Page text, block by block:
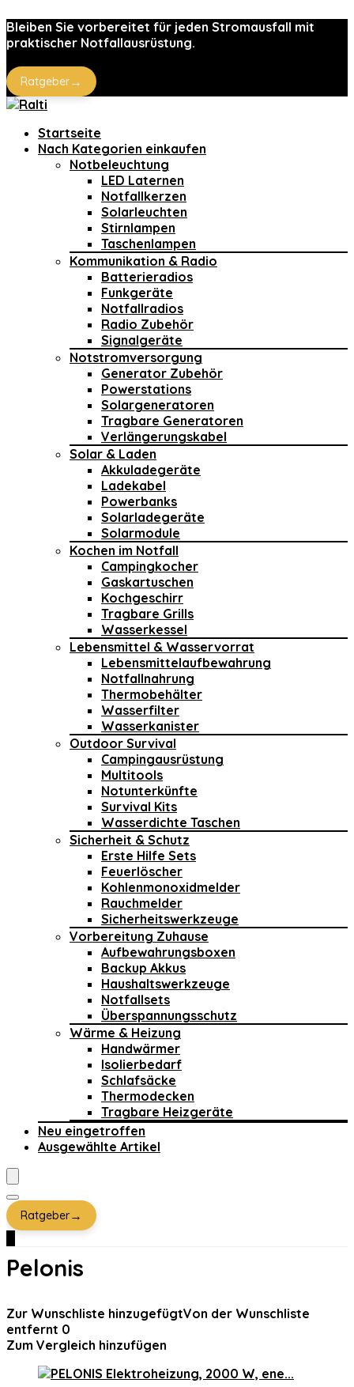
Bleiben Sie vorbereitet für jeden Stromausfall mit
praktischer Notfallausrüstung.
Ratgeber→
Startseite
Nach Kategorien einkaufen
Notbeleuchtung
LED Laternen
Notfallkerzen
Solarleuchten
Stirnlampen
Taschenlampen
Kommunikation & Radio
Batterieradios
Funkgeräte
Notfallradios
Radio Zubehör
Signalgeräte
Notstromversorgung
Generator Zubehör
Powerstations
Solargeneratoren
Tragbare Generatoren
Verlängerungskabel
Solar & Laden
Akkuladegeräte
Ladekabel
Powerbanks
Solarladegeräte
Solarmodule
Kochen im Notfall
Campingkocher
Gaskartuschen
Kochgeschirr
Tragbare Grills
Wasserkessel
Lebensmittel & Wasservorrat
Lebensmittelaufbewahrung
Notfallnahrung
Thermobehälter
Wasserfilter
Wasserkanister
Outdoor Survival
Campingausrüstung
Multitools
Notunterkünfte
Survival Kits
Wasserdichte Taschen
Sicherheit & Schutz
Erste Hilfe Sets
Feuerlöscher
Kohlenmonoxidmelder
Rauchmelder
Sicherheitswerkzeuge
Vorbereitung Zuhause
Aufbewahrungsboxen
Backup Akkus
Haushaltswerkzeuge
Notfallsets
Überspannungsschutz
Wärme & Heizung
Handwärmer
Isolierbedarf
Schlafsäcke
Thermodecken
Tragbare Heizgeräte
Neu eingetroffen
Ausgewählte Artikel
Ratgeber→
Pelonis
Zur Wunschliste hinzugefügtVon der Wunschliste
entfernt 0
Zum Vergleich hinzufügen